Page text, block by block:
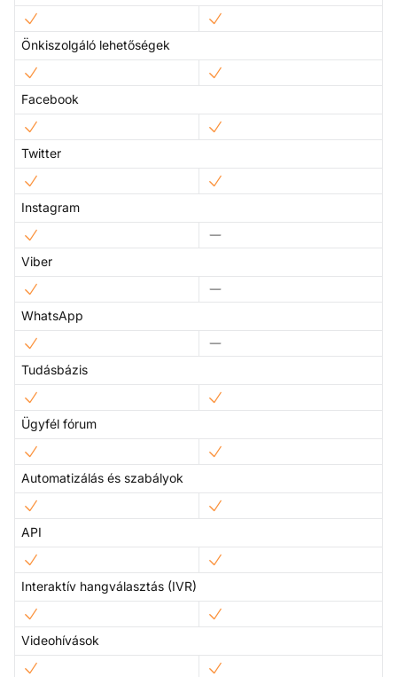
Önkiszolgáló lehetőségek
Facebook
Twitter
Instagram
Viber
WhatsApp
Tudásbázis
Ügyfél fórum
Automatizálás és szabályok
API
Interaktív hangválasztás (IVR)
Videohívások